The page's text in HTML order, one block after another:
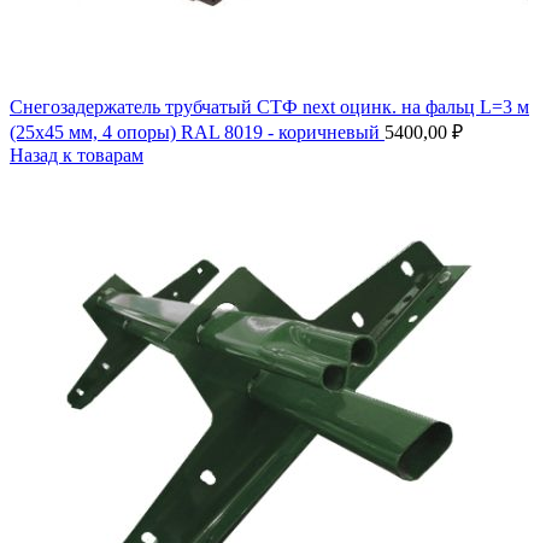
Снегозадержатель трубчатый СТФ next оцинк. на фальц L=3 м
(25х45 мм, 4 опоры) RAL 8019 - коричневый 5400,00 ₽
Назад к товарам